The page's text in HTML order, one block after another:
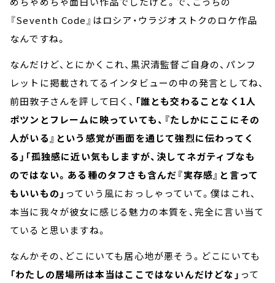
『Seventh Code』はロシア・ウラジオストクのロケ作品
なんですね。
なんだけど、とにかくこれ、黒沢清監督ご自身の、パンフ
レットに掲載されてるインタビューの中の発言としてね、
前田敦子さんを評して曰く、 「誰とも交わることなく1人
ポツンとフレームに映っていても、『たしかにここにその
人がいる』という感覚が画面を通じて強烈に伝わってく
る」「孤独感に近い気もしますが、決してネガティブなも
のではない。ある種のタフさも含んだ『実存感』と言って
もいいもの」 っていう風におっしゃっていて。僕はこれ、
本当に我々が彼女に感じる魅力の本質を、完全に言い当て
ていると思いますね。
なんかその、どこにいても居心地が悪そう。どこにいても
「わたしの居場所は本当はここではないんだけどな」 って